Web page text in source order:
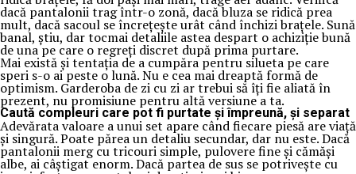
dacă pantalonii trag într-o zonă, dacă bluza se ridică prea
mult, dacă sacoul se încrețește urât când închizi brațele. Sună
banal, știu, dar tocmai detaliile astea despart o achiziție bună
de una pe care o regreți discret după prima purtare.
Mai există și tentația de a cumpăra pentru silueta pe care
speri s-o ai peste o lună. Nu e cea mai dreaptă formă de
optimism. Garderoba de zi cu zi ar trebui să îți fie aliată în
prezent, nu promisiune pentru altă versiune a ta.
Caută compleuri care pot fi purtate și împreună, și separat
Adevărata valoare a unui set apare când fiecare piesă are viață
și singură. Poate părea un detaliu secundar, dar nu este. Dacă
pantalonii merg cu tricouri simple, pulovere fine și cămăși
albe, ai câștigat enorm. Dacă partea de sus se potrivește cu